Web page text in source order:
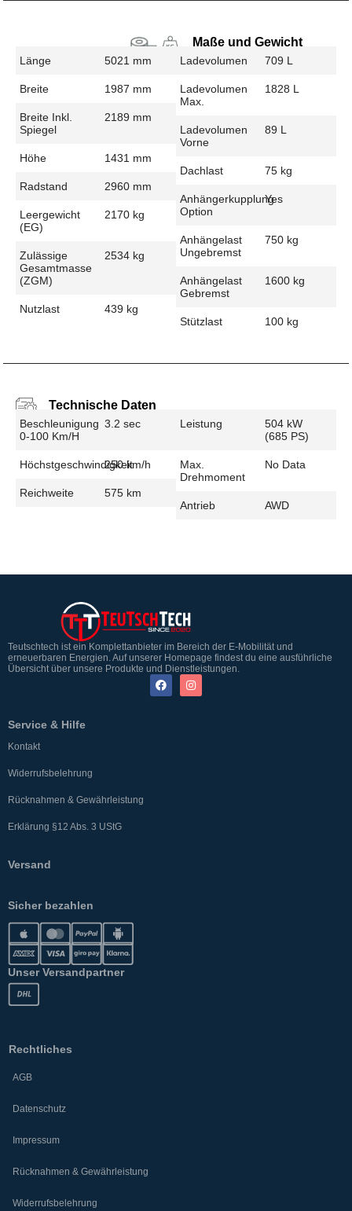
Maße und Gewicht
Länge 5021 mm
Breite 1987 mm
Breite Inkl.
Spiegel
2189 mm
Höhe 1431 mm
Radstand 2960 mm
Leergewicht
(EG)
2170 kg
Zulässige
Gesamtmasse
(zGM)
2534 kg
Nutzlast 439 kg
Ladevolumen 709 L
Ladevolumen
Max.
1828 L
Ladevolumen
Vorne
89 L
Dachlast 75 kg
Anhängerkupplung
Option
Yes
Anhängelast
Ungebremst
750 kg
Anhängelast
Gebremst
1600 kg
Stützlast 100 kg
Technische Daten
Beschleunigung
0-100 Km/h
3.2 sec
Höchstgeschwindigkeit
250 km/h
Reichweite 575 km
Leistung
504 kW
(685 PS)
Max.
Drehmoment
No Data
Antrieb AWD
Teutschtech ist ein Komplettanbieter im Bereich der E-Mobilität und
erneuerbaren Energien. Auf unserer Homepage findest du eine ausführliche
Übersicht über unsere Produkte und Dienstleistungen.
Service & Hilfe
Kontakt
Widerrufsbelehrung
Rücknahmen & Gewährleistung
Erklärung §12 Abs. 3 UStG
Versand
Sicher bezahlen
Unser Versandpartner
Rechtliches
AGB
Datenschutz
Impressum
Rücknahmen & Gewährleistung
Widerrufsbelehrung